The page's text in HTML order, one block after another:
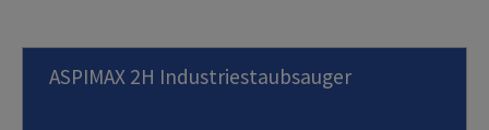
ASPIMAX 2H Industriestaubsauger